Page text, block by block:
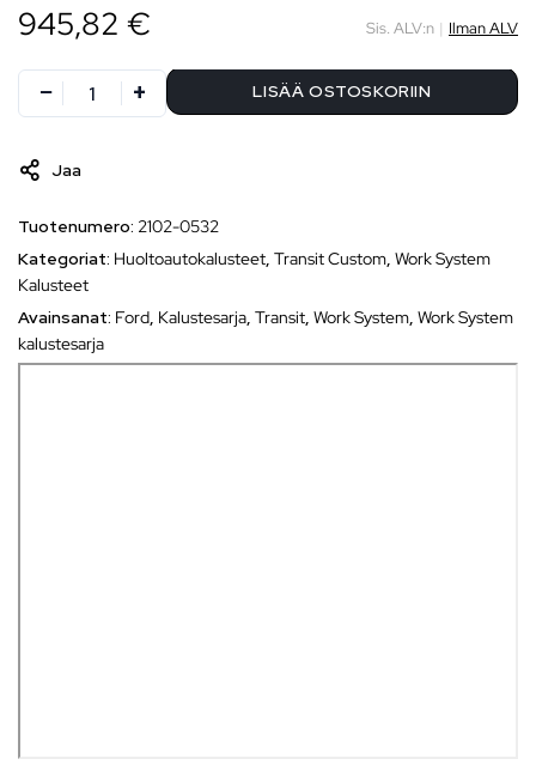
945,82 € Sis. ALV:n | Ilman ALV
LISÄÄ OSTOSKORIIN
Jaa
Tuotenumero: 2102-0532
Kategoriat: Huoltoautokalusteet, Transit Custom, Work System
Kalusteet
Avainsanat: Ford, Kalustesarja, Transit, Work System, Work System
kalustesarja